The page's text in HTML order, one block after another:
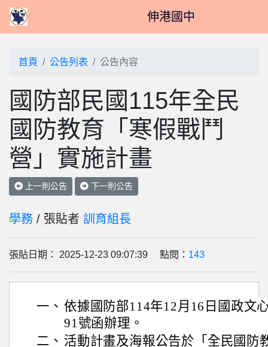
伸港國中
首頁 公告列表 公告內容
國防部民國115年全民
國防教育「寒假戰鬥
營」實施計畫
上一則公告 下一則公告
學務 / 張貼者 訓育組長
張貼日期： 2025-12-23 09:07:39 點閱： 143
一、 依據國防部114年12月16日國政文
91號函辦理。
二、 活動計畫及海報公告於「全民國防